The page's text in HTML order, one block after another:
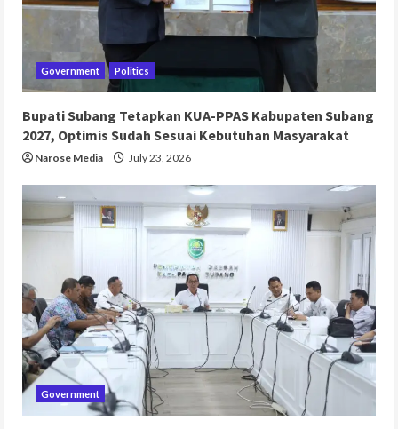
Government Politics
Bupati Subang Tetapkan KUA-PPAS Kabupaten Subang
2027, Optimis Sudah Sesuai Kebutuhan Masyarakat
Narose Media July 23, 2026
Government